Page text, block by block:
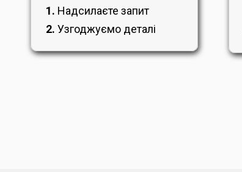
1. Надсилаєте запит
2. Узгоджуємо деталі